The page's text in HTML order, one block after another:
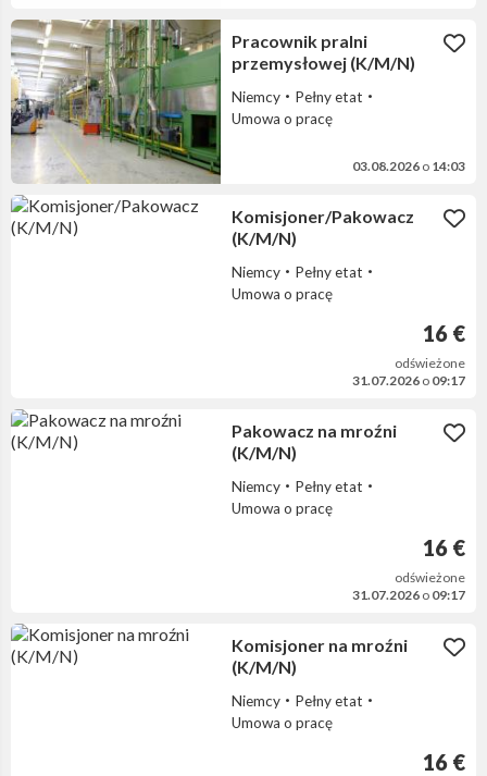
Pracownik pralni
przemysłowej (K/M/N)
Niemcy
Pełny etat
Umowa o pracę
03.08.2026 o 14:03
Komisjoner/Pakowacz
(K/M/N)
Niemcy
Pełny etat
Umowa o pracę
16 €
odświeżone
31.07.2026 o 09:17
Pakowacz na mroźni
(K/M/N)
Niemcy
Pełny etat
Umowa o pracę
16 €
odświeżone
31.07.2026 o 09:17
Komisjoner na mroźni
(K/M/N)
Niemcy
Pełny etat
Umowa o pracę
16 €